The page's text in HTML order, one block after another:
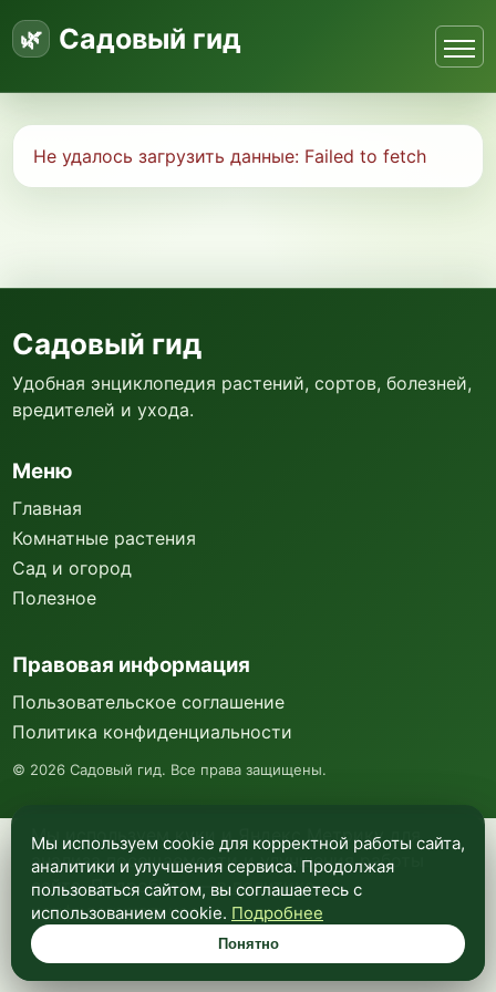
Садовый гид
Не удалось загрузить данные: Failed to fetch
Мы используем куки и Яндекс Метрику для
анализа посещаемости и улучшения работы
сайта. Подробнее —в политике
конфиденциальности.
Понятно
Садовый гид
Удобная энциклопедия растений, сортов, болезней,
вредителей и ухода.
Меню
Главная
Комнатные растения
Сад и огород
Полезное
Правовая информация
Пользовательское соглашение
Политика конфиденциальности
© 2026 Садовый гид. Все права защищены.
Мы используем cookie для корректной работы сайта,
аналитики и улучшения сервиса. Продолжая
пользоваться сайтом, вы соглашаетесь с
использованием cookie. Подробнее
Понятно